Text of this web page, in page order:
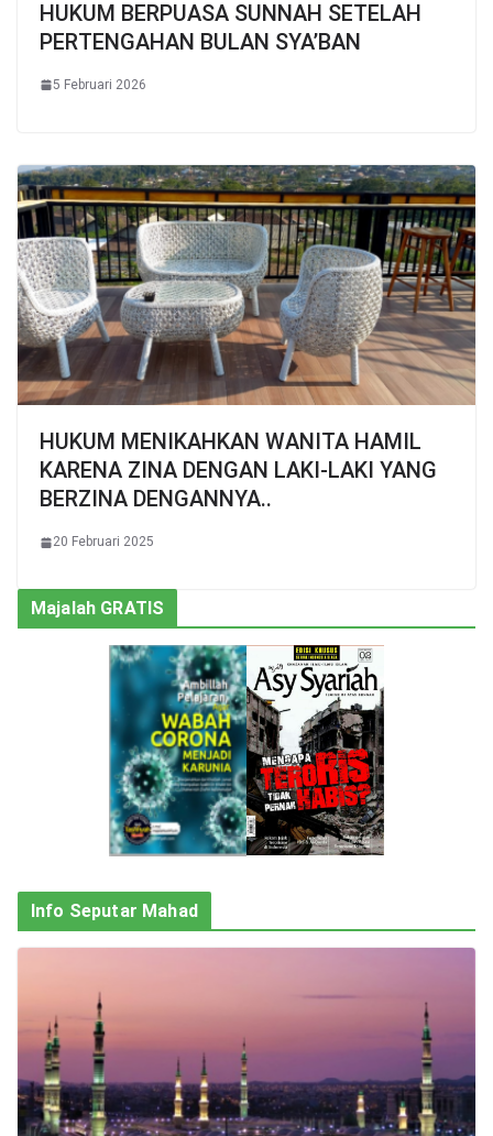
HUKUM BERPUASA SUNNAH SETELAH
PERTENGAHAN BULAN SYA’BAN
5 Februari 2026
HUKUM MENIKAHKAN WANITA HAMIL
KARENA ZINA DENGAN LAKI-LAKI YANG
BERZINA DENGANNYA..
20 Februari 2025
Majalah GRATIS
Info Seputar Mahad